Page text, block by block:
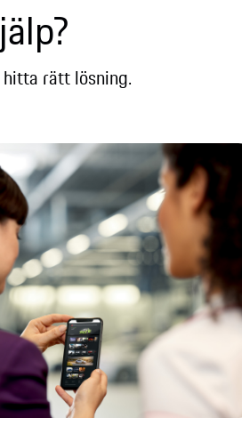
rätt lösning.​